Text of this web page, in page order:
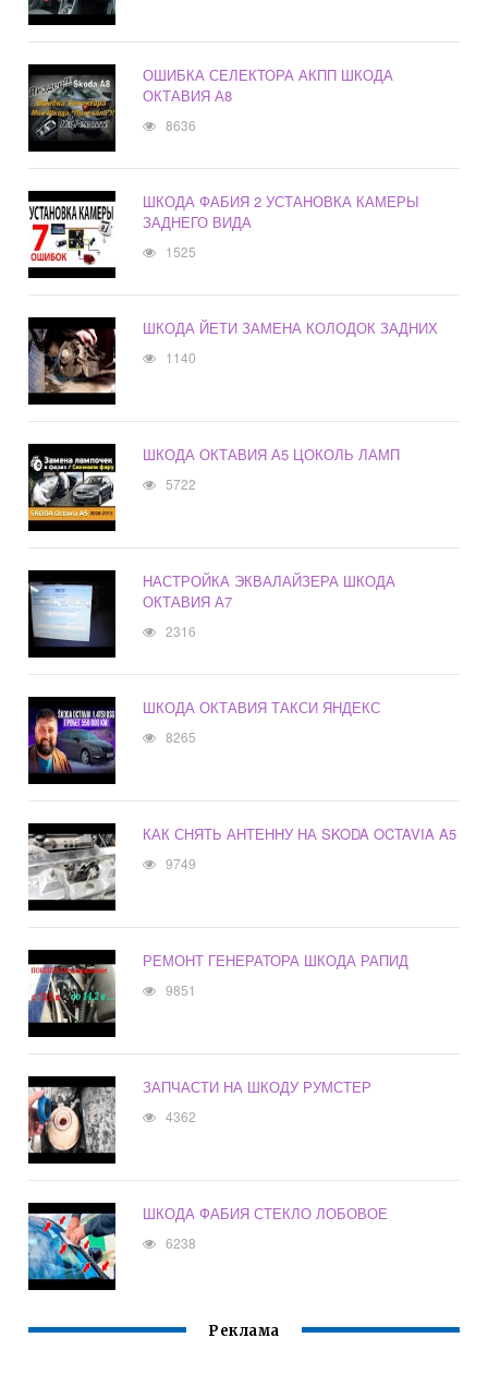
ОШИБКА СЕЛЕКТОРА АКПП ШКОДА
ОКТАВИЯ А8
8636
ШКОДА ФАБИЯ 2 УСТАНОВКА КАМЕРЫ
ЗАДНЕГО ВИДА
1525
ШКОДА ЙЕТИ ЗАМЕНА КОЛОДОК ЗАДНИХ
1140
ШКОДА ОКТАВИЯ А5 ЦОКОЛЬ ЛАМП
5722
НАСТРОЙКА ЭКВАЛАЙЗЕРА ШКОДА
ОКТАВИЯ А7
2316
ШКОДА ОКТАВИЯ ТАКСИ ЯНДЕКС
8265
КАК СНЯТЬ АНТЕННУ НА SKODA OCTAVIA A5
9749
РЕМОНТ ГЕНЕРАТОРА ШКОДА РАПИД
9851
ЗАПЧАСТИ НА ШКОДУ РУМСТЕР
4362
ШКОДА ФАБИЯ СТЕКЛО ЛОБОВОЕ
6238
Реклама